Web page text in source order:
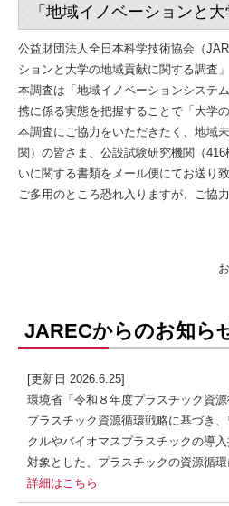
「地域イノベーションと
公益財団法人全日本科学技術協会（
ションと大学の地域貢献に関する調査
本調査は「地域イノベーションシステ
携に係る実態を把握することで「大学
本調査にご協力をいただきたく、地域
関）の皆さま、公設試験研究機関（
いに関する書類をメール便にてお送り致
ご多用のところ恐れ入りますが、ご協
JARECからのお知ら
[更新日 2026.6.25]
環境省「令和８年度プラスチック資
プラスチック資源循環戦略に基づき
クルやバイオマスプラスチックの導
対象とした、プラスチックの資源循
詳細はこちら